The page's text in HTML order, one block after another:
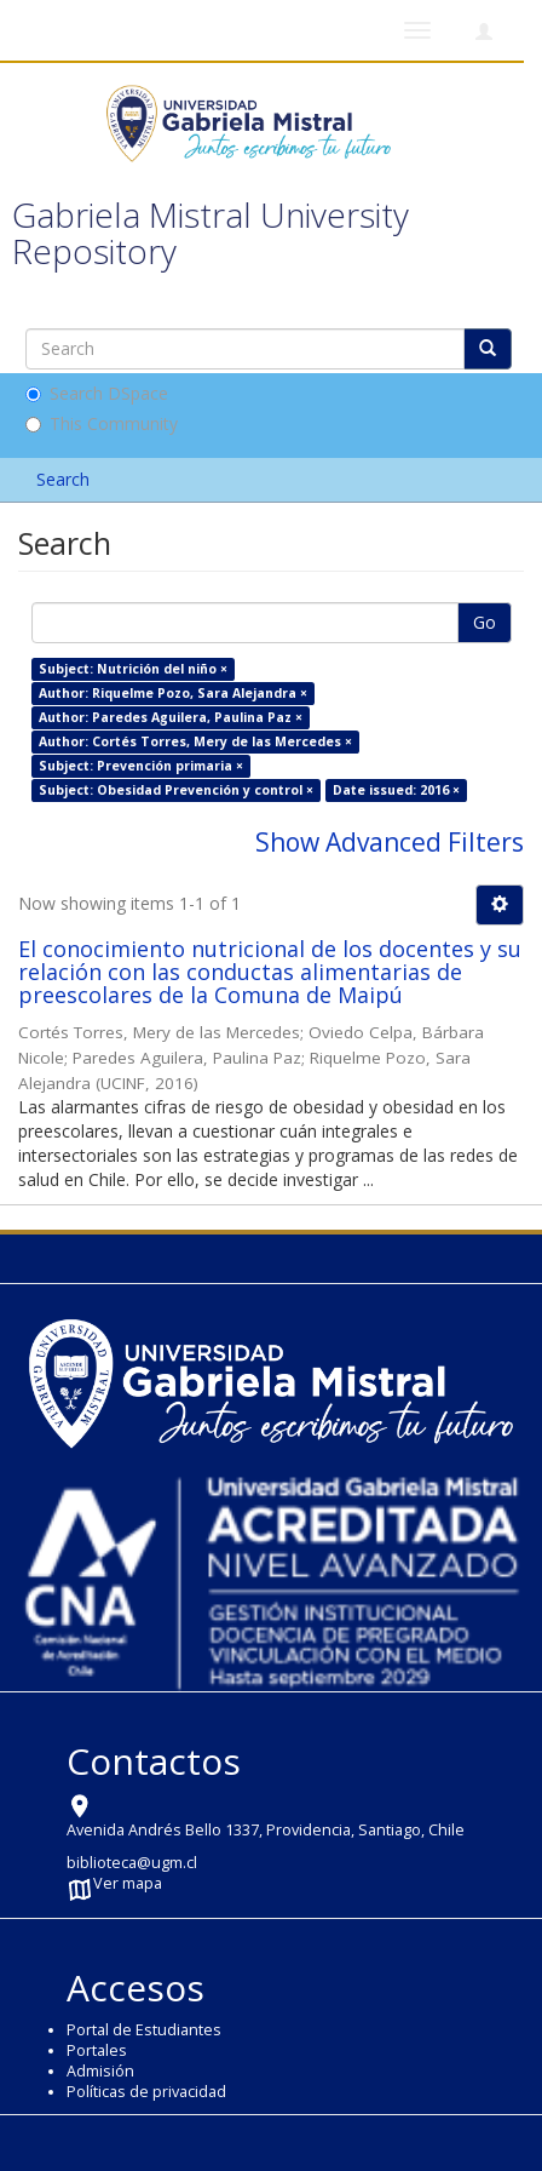
Gabriela Mistral University
Repository
Search DSpace
This Community
Search
Search
Go
Subject: Nutrición del niño ×
Author: Riquelme Pozo, Sara Alejandra ×
Author: Paredes Aguilera, Paulina Paz ×
Author: Cortés Torres, Mery de las Mercedes ×
Subject: Prevención primaria ×
Subject: Obesidad Prevención y control ×
Date issued: 2016 ×
Show Advanced Filters
Now showing items 1-1 of 1
El conocimiento nutricional de los docentes y su
relación con las conductas alimentarias de
preescolares de la Comuna de Maipú
Cortés Torres, Mery de las Mercedes; Oviedo Celpa, Bárbara
Nicole; Paredes Aguilera, Paulina Paz; Riquelme Pozo, Sara
Alejandra (UCINF, 2016)
Las alarmantes cifras de riesgo de obesidad y obesidad en los
preescolares, llevan a cuestionar cuán integrales e
intersectoriales son las estrategias y programas de las redes de
salud en Chile. Por ello, se decide investigar ...
Contactos
Avenida Andrés Bello 1337, Providencia, Santiago, Chile
biblioteca@ugm.cl
Ver mapa
Accesos
Portal de Estudiantes
Portales
Admisión
Políticas de privacidad